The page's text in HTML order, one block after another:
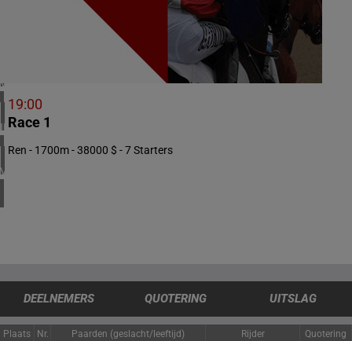
VERENIGD KONINKRIJK
5 meeting(s)
IERLAND
1 meeting(s)
VERENIGDE STATEN
4 meeting(s)
19:00
Race 1
Ren - 1700m - 38000 $ - 7 Starters
DEELNEMERS QUOTERING UITSLAG
Plaats Nr. Paarden (geslacht/leeftijd) Rijder Quotering